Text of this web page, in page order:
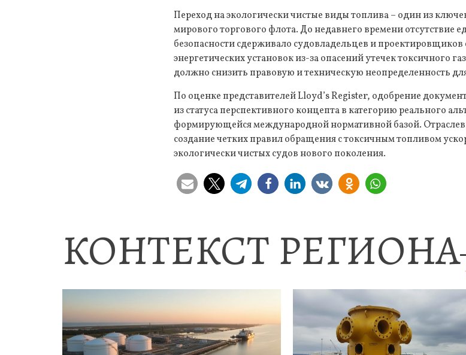
Переход на экологически чистые виды топлива – один из
мирового торгового флота. До недавнего времени отсутствие
безопасности сдерживало судовладельцев и
энергетических установок из-за опасений утечек токсичного
должно снизить правовую и техническую неопределенность
По оценке представителей Lloyd’s Register, одобрение
из статуса перспективного концепта в категорию реального
формирующейся международной нормативной базой.
создание четких правил обращения с токсичным топливом
экологически чистых судов нового поколения.
КОНТЕКСТ РЕГИОНА